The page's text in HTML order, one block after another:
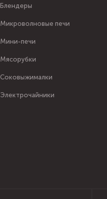
Блендеры
Микроволновые печи
Мини-печи
Мясорубки
Соковыжималки
Электрочайники